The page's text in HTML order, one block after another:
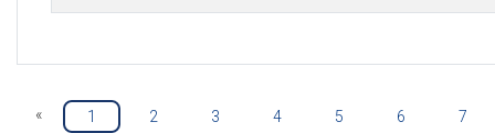
« 1 2 3 4 5 6 7